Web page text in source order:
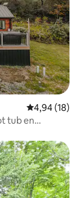
Gemiddelde
4,94 (18)
tub en